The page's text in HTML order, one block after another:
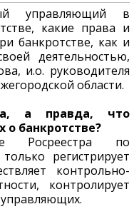
управляющий в
какие права и
банкротстве, как и
деятельностью,
и.о. руководителя
области.
а правда, что
о банкротстве?
Росреестра по
регистрирует
контрольно-
контролирует